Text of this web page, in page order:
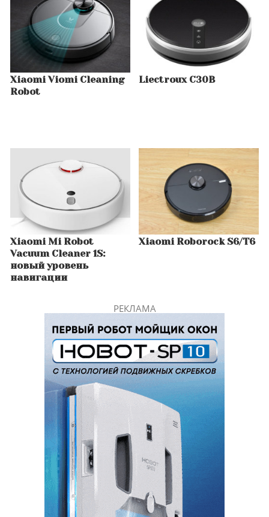
Xiaomi Viomi Cleaning
Robot
Liectroux C30B
Xiaomi Mi Robot
Vacuum Cleaner 1S:
новый уровень
навигации
Xiaomi Roborock S6/T6
РЕКЛАМА